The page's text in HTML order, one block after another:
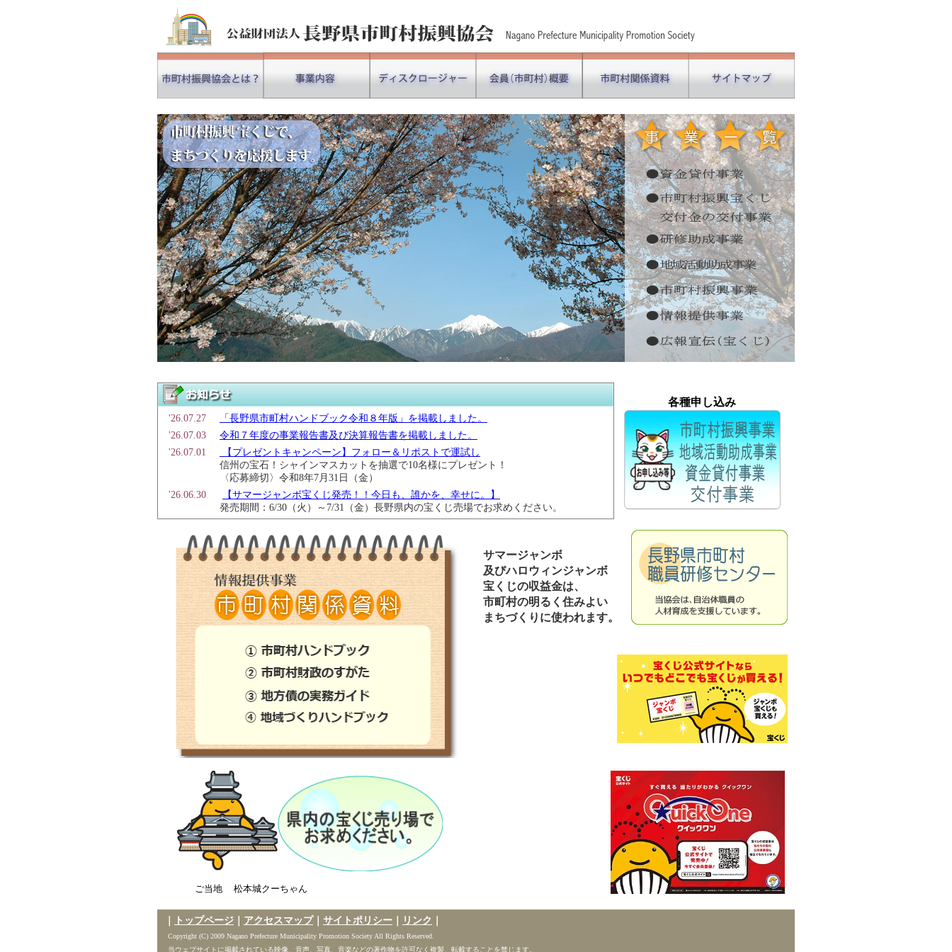
'26.07.27
「長野県市町村ハンドブック令和８年版」を掲載しました。
'26.07.03
令和７年度の事業報告書及び決算報告書を掲載しました。
'26.07.01
【プレゼントキャンペーン】フォロー＆リポストで運試し
信州の宝石！シャインマスカットを抽選で10名様にプレゼント！
〈応募締切〉令和8年7月31日（金）
'26.06.30
【サマージャンボ宝くじ発売！！今日も、誰かを、幸せに。】
発売期間：6/30（火）～7/31（金）長野県内の宝くじ売場でお求めください。
'26.06.05
「長野県市町村財政のすがた令和8年3月」を掲載しました。
'25.02.05
令和８年度事業計画及び収支予算書を掲載しました。
'26.01.05
地域づくりハンドブック（令和7年度版）を掲載しました。
'25.08.19
＼「クイックワン」好評発売中！／
「長野県市町村ハンドブック令和７年版」を掲載しました。
'25.07.24
【今年もジャンボの夏がやってきた！「サマージャンボ」発売！】
発売期間：7/11（金）～8/11（月） 長野県内の宝くじ売り場でお求めください。
'25.07.03
「長野県市町村財政のすがた令和7年3月」を掲載しました。
'25.06.19
令和６年度の事業報告書及び決算報告書を掲載しました。
'25.06.10
「地方債の実務ガイド令和７年度版」を掲載しました。
'25.02.04
令和７年度事業計画及び収支予算書を掲載しました。
地域づくりハンドブック（令和7年1月）を掲載しました。
'24.08.30
令和６年度ハロウィンジャンボ宝くじ発売概要を掲載しました。
'24.08.20
「長野県市町村ハンドブック令和６年版」を掲載しました。
'24.06.25
令和５年度の事業報告書及び決算報告書を掲載しました。
'24.05.29
「地方債の実務ガイド令和６年度版」を掲載しました。
'24.05.29
「長野県市町村財政のすがた令和6年3月」を掲載しました。
'24.02.06
令和６年度事業計画及び収支予算書を掲載しました。
地域づくりハンドブック（令和5年12月）を掲載しました。
'23.09.01
「長野県市町村ハンドブック令和５年版」を掲載しました。
'23.08.30
令和５年度ハロウィンジャンボ宝くじ発売概要を掲載しました。
発売期間:9/20（水）～10/20（金）長野県内の宝くじ売り場でお求めください。
'23.07.03
「長野県市町村財政のすがた令和5年3月」を掲載しました。
各種申し込み
サマージャンボ
及びハロウィンジャンボ
宝くじの収益金は、
市町村の明るく住みよい
まちづくりに使われます。
ご当地 松本城クーちゃん
トップページ アクセスマップ｜ サイトポリシー リンク
Copyright (C) 2009 Nagano Prefecture Municipality Promotion Society All Rights Reserved.
当ウェブサイトに掲載されている映像、音声、写真、音楽などの著作物を許可なく複製、転載することを禁じます。